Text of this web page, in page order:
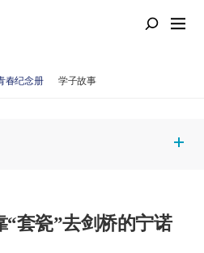
春纪念册 学子故事
套瓷”去剑桥的宁诺